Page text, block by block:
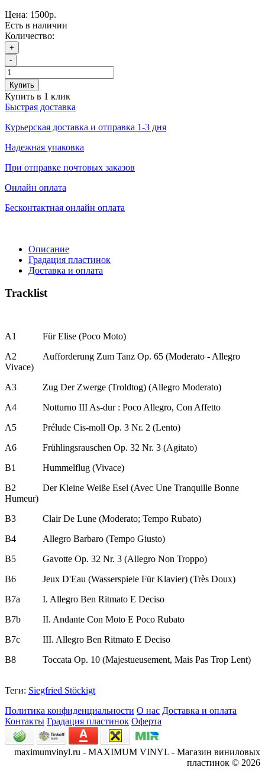
Цена: 1500р.
Есть в наличии
Количество:
+
-
Купить
Купить в 1 клик
Быстрая доставка
Курьерская доставка и отправка 1-3 дня
Надежная упаковка
При отправке почтовых заказов
Онлайн оплата
Бесконтактная онлайн оплата
Описание
Градация пластинок
Доставка и оплата
Tracklist
A1
Für Elise (Poco Moto)
A2
Aufforderung Zum Tanz Op. 65 (Moderato - Allegro
Vivace)
A3
Zug Der Zwerge (Troldtog) (Allegro Moderato)
A4
Notturno III As-dur : Poco Allegro, Con Affetto
A5
Prélude Cis-moll Op. 3 Nr. 2 (Lento)
A6
Frühlingsrauschen Op. 32 Nr. 3 (Agitato)
B1
Hummelflug (Vivace)
B2
Der Kleine Weiße Esel (Avec Une Tranquille Bonne
Humeur)
B3
Clair De Lune (Moderato; Tempo Rubato)
B4
Allegro Barbaro (Tempo Giusto)
B5
Gavotte Op. 32 Nr. 3 (Allegro Non Troppo)
B6
Jeux D'Eau (Wasserspiele Für Klavier) (Très Doux)
B7a
I. Allegro Ben Ritmato E Deciso
B7b
II. Andante Con Moto E Poco Rubato
B7c
III. Allegro Ben Ritmato E Deciso
B8
Toccata Op. 10 (Majestueusement, Mais Pas Trop Lent)
Теги: Siegfried Stöckigt
Политика конфиденциальности О нас Доставка и оплата
Контакты Градация пластинок Оферта
maximumvinyl.ru - MAXIMUM VINYL - Магазин виниловых
пластинок © 2026